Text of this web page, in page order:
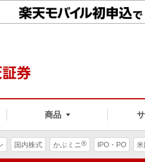
商品
国内株式 かぶミニ® IPO・PO